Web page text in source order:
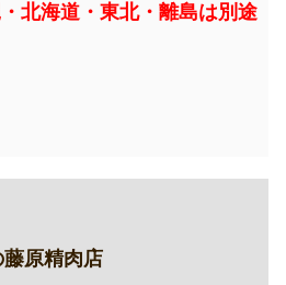
北海道・東北・離島は別途
藤原精肉店